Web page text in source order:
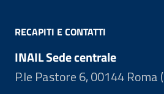
RECAPITI E CONTATTI
INAIL Sede centrale
P.le Pastore 6, 00144 Roma